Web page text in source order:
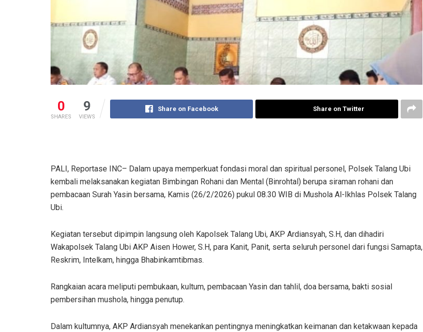
0
SHARES
9
VIEWS
Share on Facebook Share on Twitter
PALI, Reportase INC– Dalam upaya memperkuat fondasi moral dan spiritual personel, Polsek Talang Ubi
kembali melaksanakan kegiatan Bimbingan Rohani dan Mental (Binrohtal) berupa siraman rohani dan
pembacaan Surah Yasin bersama, Kamis (26/2/2026) pukul 08.30 WIB di Mushola Al-Ikhlas Polsek Talang
Ubi.
Kegiatan tersebut dipimpin langsung oleh Kapolsek Talang Ubi, AKP Ardiansyah, S.H, dan dihadiri
Wakapolsek Talang Ubi AKP Aisen Hower, S.H, para Kanit, Panit, serta seluruh personel dari fungsi Samapta,
Reskrim, Intelkam, hingga Bhabinkamtibmas.
Rangkaian acara meliputi pembukaan, kultum, pembacaan Yasin dan tahlil, doa bersama, bakti sosial
pembersihan mushola, hingga penutup.
Dalam kultumnya, AKP Ardiansyah menekankan pentingnya meningkatkan keimanan dan ketakwaan kepada